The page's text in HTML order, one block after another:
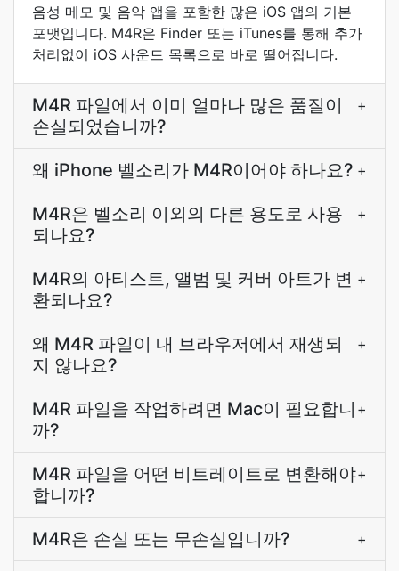
음성 메모 및 음악 앱을 포함한 많은 iOS 앱의 기본
포맷입니다. M4R은 Finder 또는 iTunes를 통해 추가
처리없이 iOS 사운드 목록으로 바로 떨어집니다.
M4R 파일에서 이미 얼마나 많은 품질이
손실되었습니까?
+
왜 iPhone 벨소리가 M4R이어야 하나요? +
M4R은 벨소리 이외의 다른 용도로 사용
되나요?
+
M4R의 아티스트, 앨범 및 커버 아트가 변
환되나요?
+
왜 M4R 파일이 내 브라우저에서 재생되
지 않나요?
+
M4R 파일을 작업하려면 Mac이 필요합니
까?
+
M4R 파일을 어떤 비트레이트로 변환해야
합니까?
+
M4R은 손실 또는 무손실입니까? +